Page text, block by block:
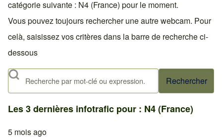
catégorie suivante : N4 (France) pour le moment.
Vous pouvez toujours rechercher une autre webcam. Pour
celà, saisissez vos critères dans la barre de recherche ci-
dessous
Rechercher
Les 3 dernières infotrafic pour : N4 (France)
5 mois ago